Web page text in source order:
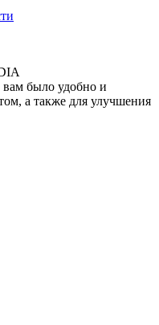
было удобно и
а также для улучшения